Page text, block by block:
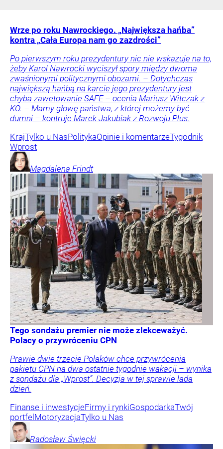
Wrze po roku Nawrockiego. „Największa hańba”
kontra „Cała Europa nam go zazdrości”
Po pierwszym roku prezydentury nic nie wskazuje na to,
żeby Karol Nawrocki wyciszył spory między dwoma
zwaśnionymi politycznymi obozami. – Dotychczas
największą hańbą na karcie jego prezydentury jest
chyba zawetowanie SAFE – ocenia Mariusz Witczak z
KO. – Mamy głowę państwa, z której możemy być
dumni – kontruje Marek Jakubiak z Rozwoju Plus.
KrajTylko u NasPolitykaOpinie i komentarzeTygodnik
Wprost
Magdalena Frindt
Tego sondażu premier nie może zlekceważyć.
Polacy o przywróceniu CPN
Prawie dwie trzecie Polaków chce przywrócenia
pakietu CPN na dwa ostatnie tygodnie wakacji – wynika
z sondażu dla „Wprost”. Decyzja w tej sprawie lada
dzień.
Finanse i inwestycjeFirmy i rynkiGospodarkaTwój
portfelMotoryzacjaTylko u Nas
Radosław Święcki